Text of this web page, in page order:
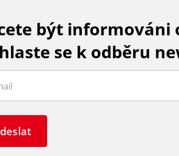
být informováni
se k odběru